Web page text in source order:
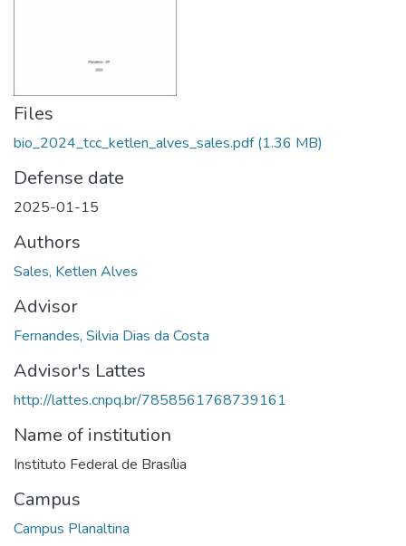
Files
bio_2024_tcc_ketlen_alves_sales.pdf(1.36 MB)
Defense date
2025-01-15
Authors
Sales, Ketlen Alves
Advisor
Fernandes, Silvia Dias da Costa
Advisor's Lattes
http://lattes.cnpq.br/7858561768739161
Name of institution
Instituto Federal de Brasília
Campus
Campus Planaltina